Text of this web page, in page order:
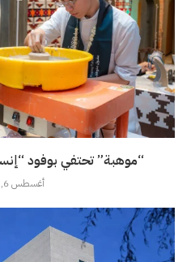
“موهبة” تحتفي بوفود “إنسو 2026” في ليلة
أغسطس 6, 2026